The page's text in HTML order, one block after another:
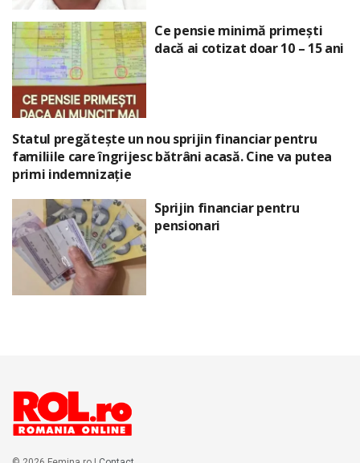
Ce pensie minimă primești
dacă ai cotizat doar 10 – 15 ani
Statul pregătește un nou sprijin financiar pentru
familiile care îngrijesc bătrâni acasă. Cine va putea
primi indemnizație
Sprijin financiar pentru
pensionari